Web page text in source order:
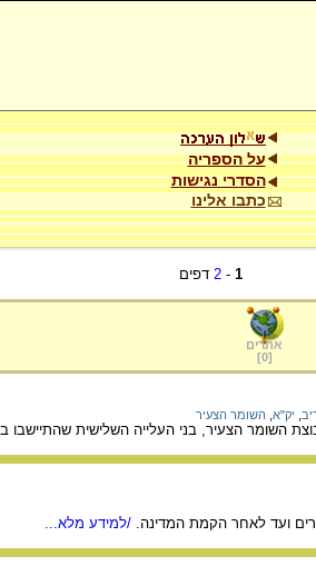
על הספריה
הסדרי נגישות
כתבו אלינו
1
-
2 דפים
אתרים
[
0
]
יק"א השומר הצעיר
ועד לאחר הקמת המדינה. /למידע מלא...